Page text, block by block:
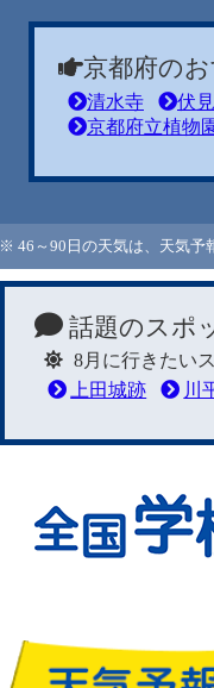
京都府の
清水寺 伏
京都府立植物
※ 46～90日の天気は、天気予
話題のスポ
8月に行きたい
上田城跡
川